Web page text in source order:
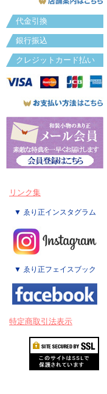
代金引換
銀行振込
クレジットカード払い
リンク集
▼ ゑり正インスタグラム
▼ ゑり正フェイスブック
特定商取引法表示